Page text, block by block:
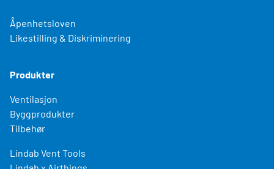
Åpenhetsloven
Likestilling & Diskriminering
Produkter
Ventilasjon
Byggprodukter
Tilbehør
Lindab Vent Tools